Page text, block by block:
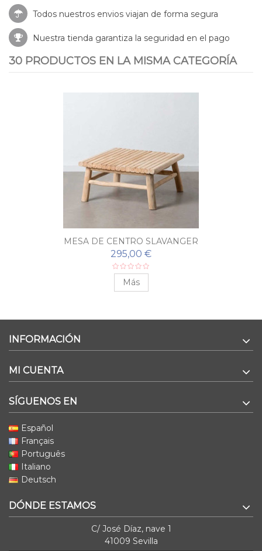
Todos nuestros envios viajan de forma segura
Nuestra tienda garantiza la seguridad en el pago
30 PRODUCTOS EN LA MISMA CATEGORÍA
MESA DE CENTRO SLAVANGER
295,00 €
Más
INFORMACIÓN
MI CUENTA
SÍGUENOS EN
Español
Français
Português
Italiano
Deutsch
DÓNDE ESTAMOS
C/ José Díaz, nave 1
41009 Sevilla